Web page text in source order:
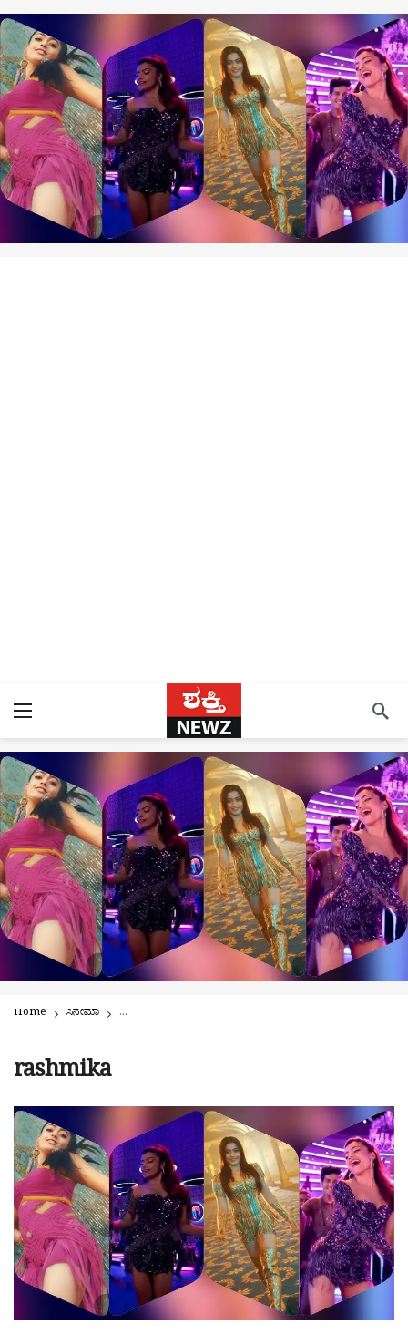
Home ಸಿನೇಮಾ ನಿರ್ಮಾಪಕರ ನೆಚ್ಚಿನ ಹೀರೊಯಿನ್ ರಶ್ಮಿಕಾ ಮಂದಣ್ಣ: ಕಾರಣ ತಿಳಿಸಿದ
rashmika